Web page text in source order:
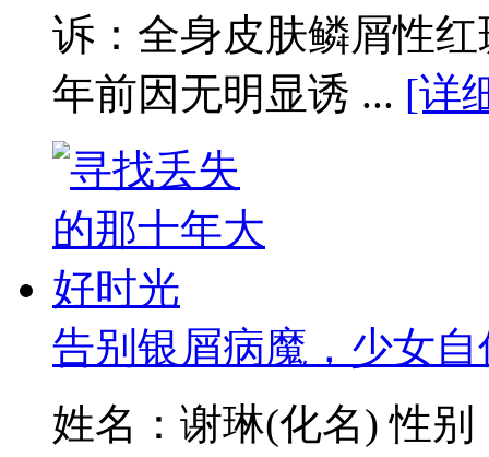
诉：全身皮肤鳞屑性
年前因无明显诱 ... [详
告别银屑病魔，少女
姓名：谢琳(化名) 性